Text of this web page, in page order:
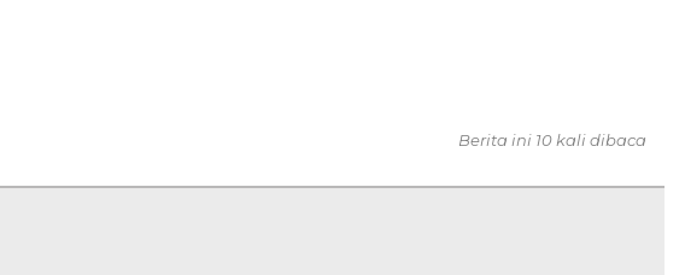
Berita ini 10 kali dibaca